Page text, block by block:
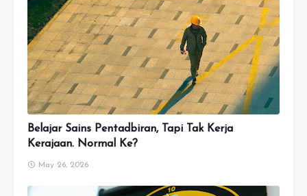
Belajar Sains Pentadbiran, Tapi Tak Kerja
Kerajaan. Normal Ke?
May 26, 2026